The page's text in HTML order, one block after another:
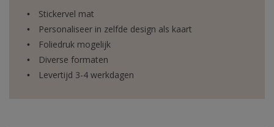
Stickervel mat
Personaliseer in zelfde design als kaart
Foliedruk mogelijk
Diverse formaten
Levertijd 3-4 werkdagen